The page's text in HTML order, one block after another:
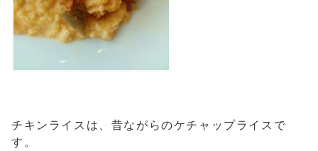
チキンライスは、昔ながらのケチャップライスで
す。